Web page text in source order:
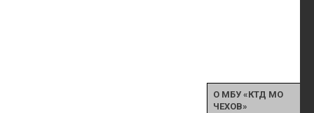
О МБУ «КТД МО
ЧЕХОВ»